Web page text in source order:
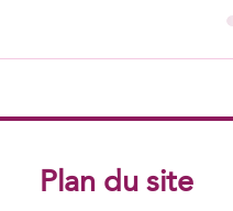
solution informatique
Pédiatrique ⭐
Plan du site